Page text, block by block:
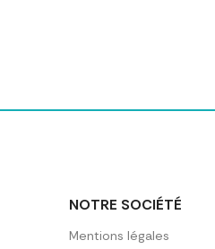
NOTRE SOCIÉTÉ
Mentions légales